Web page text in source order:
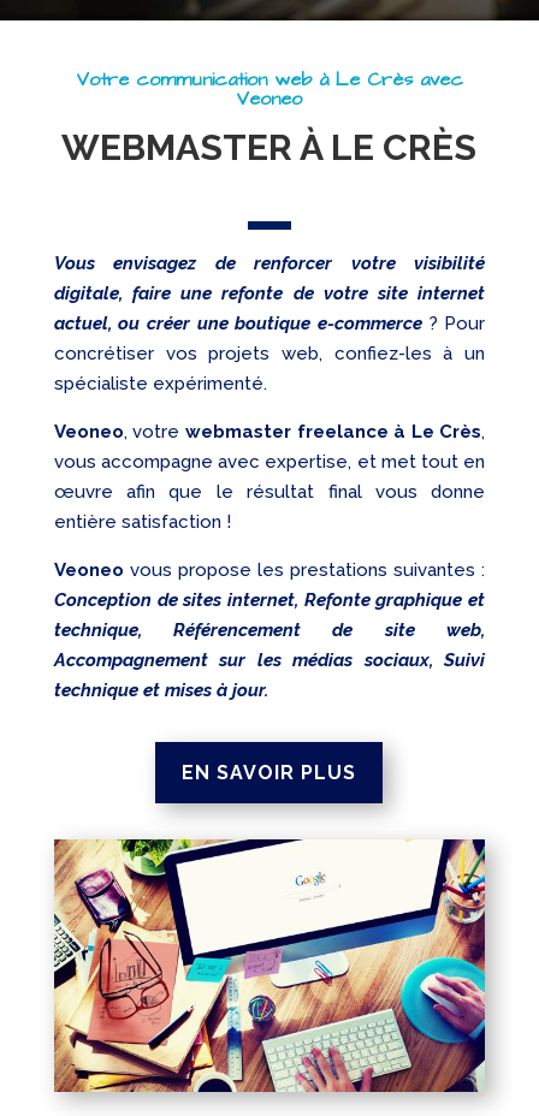
Votre communication web à Le Crès avec
Veoneo
WEBMASTER À LE CRÈS
Vous envisagez de renforcer votre visibilité
digitale, faire une refonte de votre site internet
actuel, ou créer une boutique e-commerce? Pour
concrétiser vos projets web, confiez-les à un
spécialiste expérimenté.
Veoneo, votre webmaster freelance à Le Crès,
vous accompagne avec expertise, et met tout en
œuvre afin que le résultat final vous donne
entière satisfaction !
Veoneo vous propose les prestations suivantes :
Conception de sites internet, Refonte graphique et
technique, Référencement de site web,
Accompagnement sur les médias sociaux, Suivi
technique et mises à jour.
EN SAVOIR PLUS